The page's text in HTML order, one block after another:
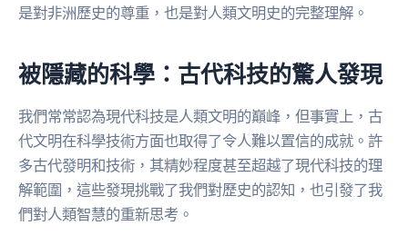
是對非洲歷史的尊重，也是對人類文明史的完整理解。
被隱藏的科學：古代科技的驚人發現
我們常常認為現代科技是人類文明的巔峰，但事實上，古
代文明在科學技術方面也取得了令人難以置信的成就。許
多古代發明和技術，其精妙程度甚至超越了現代科技的理
解範圍，這些發現挑戰了我們對歷史的認知，也引發了我
們對人類智慧的重新思考。